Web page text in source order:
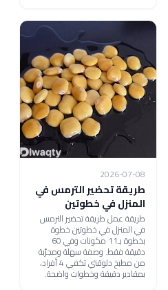
2026-07-08
طريقة تحضير الترمس في
المنزل في خطوتين
طريقة عمل طريقة تحضير الترمس
في المنزل في خطوتين خطوة
بخطوة بـ11 مكونات وفي 60
دقيقة فقط. وصفة سهلة ومجرّبة
من مطبخ دلوقتي تكفي 4 أفراد،
بمقادير دقيقة وخطوات واضحة.